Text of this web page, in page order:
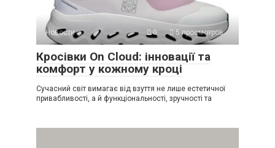
Новости 0 5 просмотров
Кросівки On Cloud: інновації та
комфорт у кожному кроці
Сучасний світ вимагає від взуття не лише естетичної
привабливості, а й функціональності, зручності та